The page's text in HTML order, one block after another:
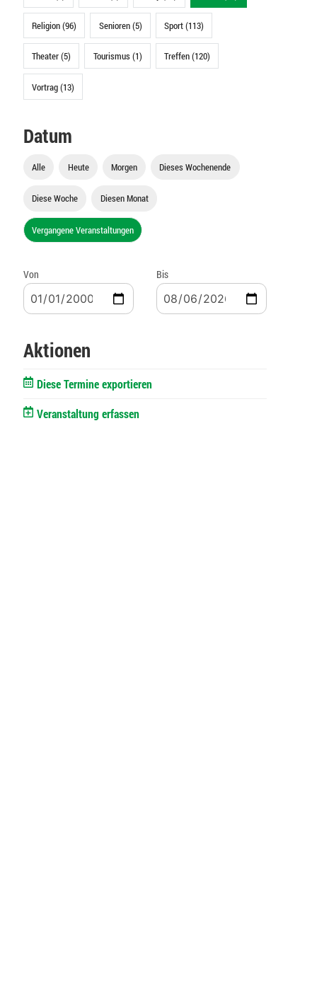
Religion (96) Senioren (5) Sport (113)
Theater (5) Tourismus (1) Treffen (120)
Vortrag (13)
Datum
Alle Heute Morgen Dieses Wochenende
Diese Woche Diesen Monat
Vergangene Veranstaltungen
Von Bis
Aktionen
Diese Termine exportieren
Veranstaltung erfassen